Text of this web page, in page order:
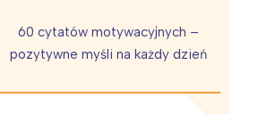
60 cytatów motywacyjnych –
pozytywne myśli na każdy dzień